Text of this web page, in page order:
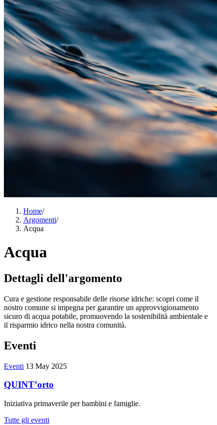
Home/
Argomenti/
Acqua
Acqua
Dettagli dell'argomento
Cura e gestione responsabile delle risorse idriche: scopri come il
nostro comune si impegna per garantire un approvvigionamento
sicuro di acqua potabile, promuovendo la sostenibilità ambientale e
il risparmio idrico nella nostra comunità.
Eventi
Eventi 13 May 2025
QUINT’orto
Iniziativa primaverile per bambini e famiglie.
Tutte gli eventi